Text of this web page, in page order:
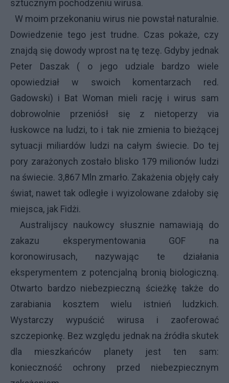
sztucznym pochodzeniu wirusa.
W moim przekonaniu wirus nie powstał naturalnie.
Dowiedzenie tego jest trudne. Czas pokaże, czy
znajdą się dowody wprost na tę tezę. Gdyby jednak
Peter Daszak ( o jego udziale bardzo wiele
opowiedział w swoich komentarzach red.
Gadowski) i Bat Woman mieli rację i wirus sam
dobrowolnie przeniósł się z nietoperzy via
łuskowce na ludzi, to i tak nie zmienia to bieżącej
sytuacji miliardów ludzi na całym świecie. Do tej
pory zarażonych zostało blisko 179 milionów ludzi
na świecie. 3,867 Mln zmarło. Zakażenia objęły cały
świat, nawet tak odległe i wyizolowane zdałoby się
miejsca, jak Fidżi.
Australijscy naukowcy słusznie namawiają do
zakazu eksperymentowania GOF na
koronowirusach, nazywając te działania
eksperymentem z potencjalną bronią biologiczną.
Otwarto bardzo niebezpieczną ścieżkę także do
zarabiania kosztem wielu istnień ludzkich.
Wystarczy wypuścić wirusa i zaoferować
szczepionkę. Bez względu jednak na źródła skutek
dla mieszkańców planety jest ten sam:
konieczność ochrony przed niebezpiecznym